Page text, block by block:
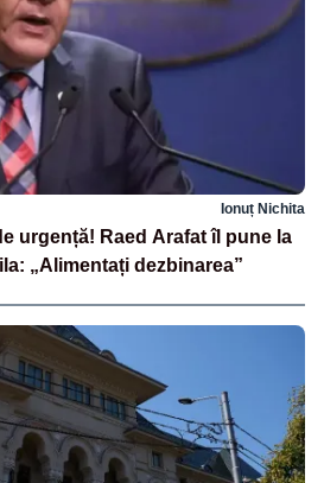
Ionuț Nichita
urgență! Raed Arafat îl pune la
„Alimentați dezbinarea”